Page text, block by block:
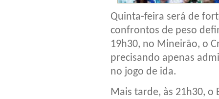
Quinta-feira será de
confrontos de peso
19h30, no Mineirão, o
precisando apenas
no jogo de ida.
Mais tarde, às 21h30, o